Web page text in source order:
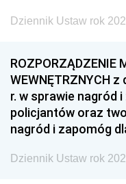
Dziennik Ustaw rok
ROZPORZĄDZENIE
WEWNĘTRZNYCH
r. w sprawie nagród
policjantów oraz
nagród i zapomóg
Dziennik Ustaw rok